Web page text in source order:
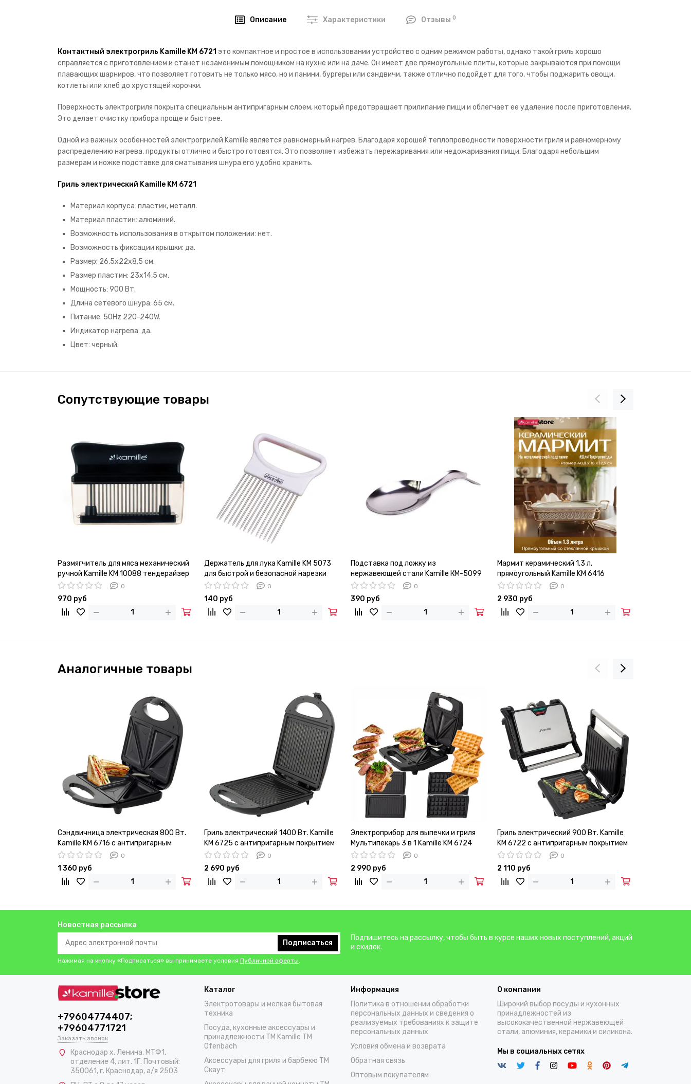
Описание Характеристики Отзывы 0
Контактный электрогриль Kamille KM 6721 это компактное и простое в использовании устройство с одним режимом работы, однако такой гриль хорошо
справляется с приготовлением и станет незаменимым помощником на кухне или на даче. Он имеет две прямоугольные плиты, которые закрываются при помощи
плавающих шарниров, что позволяет готовить не только мясо, но и панини, бургеры или сэндвичи, также отлично подойдет для того, чтобы поджарить овощи,
котлеты или хлеб до хрустящей корочки.
Поверхность электрогриля покрыта специальным антипригарным слоем, который предотвращает прилипание пищи и облегчает ее удаление после приготовления.
Это делает очистку прибора проще и быстрее.
Одной из важных особенностей электрогрилей Kamille является равномерный нагрев. Благодаря хорошей теплопроводности поверхности гриля и равномерному
распределению нагрева, продукты отлично и быстро готовятся. Это позволяет избежать пережаривания или недожаривания пищи. Благодаря небольшим
размерам и ножке подставке для сматывания шнура его удобно хранить.
Гриль электрический Kamille KM 6721
Материал корпуса: пластик, металл.
Материал пластин: алюминий.
Возможность использования в открытом положении: нет.
Возможность фиксации крышки: да.
Размер: 26,5х22х8,5 см.
Размер пластин: 23х14,5 см.
Мощность: 900 Вт.
Длина сетевого шнура: 65 см.
Питание: 50Hz 220-240W.
Индикатор нагрева: да.
Цвет: черный.
Сопутствующие товары
Размягчитель для мяса механический
ручной Kamille KM 10088 тендерайзер
0
970 руб
Держатель для лука Kamille KM 5073
для быстрой и безопасной нарезки
0
140 руб
Подставка под ложку из
нержавеющей стали Kamille КМ-5099
0
390 руб
Мармит керамический 1,3 л.
прямоугольный Kamille KM 6416
0
2 930 руб
Аналогичные товары
Сэндвичница электрическая 800 Вт.
Kamille KM 6716 с антипригарным
покрытием
0
1 360 руб
Гриль электрический 1400 Вт. Kamille
KM 6725 с антипригарным покрытием
0
2 690 руб
Электроприбор для выпечки и гриля
Мультипекарь 3 в 1 Kamille KM 6724
0
2 990 руб
Гриль электрический 900 Вт. Kamille
KM 6722 с антипригарным покрытием
0
2 110 руб
Новостная рассылка
Подписаться
Нажимая на кнопку «Подписаться» вы принимаете условия Публичной оферты
Подпишитесь на рассылку, чтобы быть в курсе наших новых поступлений, акций
и скидок.
+79604774407;
+79604771721
Заказать звонок
Краснодар х. Ленина, МТФ1,
отделение 4, лит. 1Г. Почтовый:
350061, г. Краснодар, а/я 2503
Каталог
Электротовары и мелкая бытовая
техника
Посуда, кухонные аксессуары и
принадлежности TM Kamille TM
Ofenbach
Аксессуары для гриля и барбекю TM
Скаут
Информация
Политика в отношении обработки
персональных данных и сведения о
реализуемых требованиях к защите
персональных данных
Условия обмена и возврата
Обратная связь
Оптовым покупателям
О компании
Широкий выбор посуды и кухонных
принадлежностей из
высококачественной нержавеющей
стали, алюминия, керамики и силикона.
Мы в социальных сетях